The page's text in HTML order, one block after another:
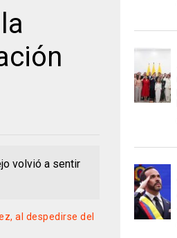
volvió a sentir
al despedirse del